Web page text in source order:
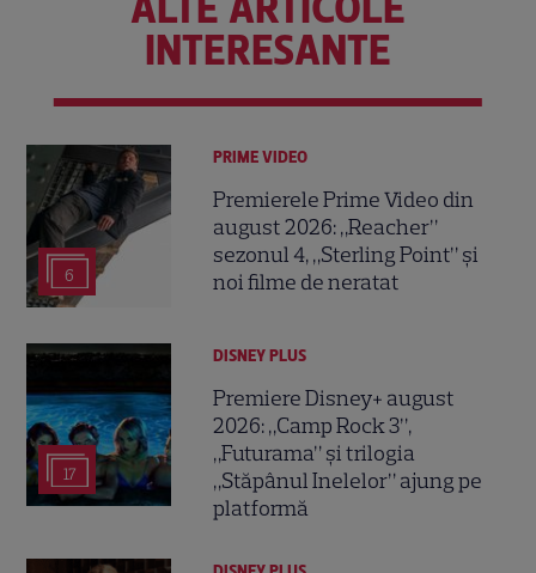
INTERESANTE
6
PRIME VIDEO
Premierele Prime Video din
august 2026: „Reacher”
sezonul 4, „Sterling Point” și
noi filme de neratat
17
DISNEY PLUS
Premiere Disney+ august
2026: „Camp Rock 3”,
„Futurama” și trilogia
„Stăpânul Inelelor” ajung pe
platformă